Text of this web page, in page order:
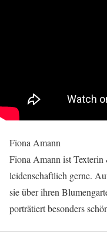
Fiona Amann
Fiona Amann ist
leidenschaftlich gerne.
sie über ihren
porträtiert besonders